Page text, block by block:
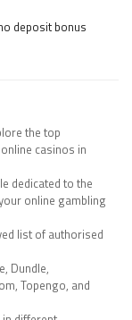
deposit bonus
the top
casinos in
dedicated to the
online gambling
list of authorised
Dundle,
Topengo, and